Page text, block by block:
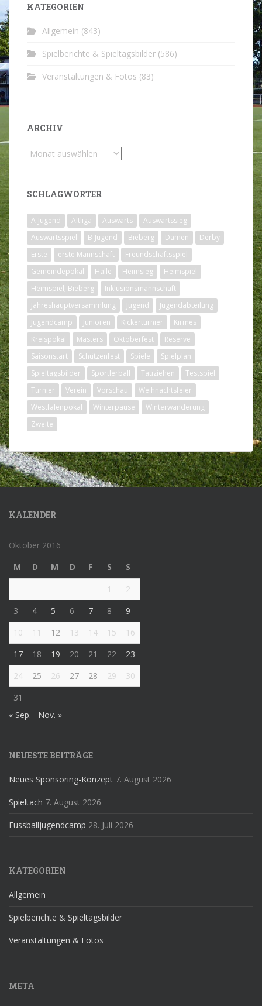
KATEGORIEN
Allgemein (843)
Spielberichte & Spieltagsbilder (586)
Veranstaltungen & Fotos (83)
ARCHIV
Archiv
SCHLAGWÖRTER
A-Jugend Altliga Auswärts
Auswärtssieg
Auswärtsspiel
B-Jugend Bieberg Damen
Derby
Erste
erste Mannschaft
Freundschaftsspiel
Gemeindepokal
Halle Heimsieg
Heimspiel
Heimspiel; Bieberg
Inklusionsmannschaft
Jahreshauptversammlung
Jugend
Jugendabteilung
Jugendcamp
Junioren Kickerturnier
Kirmes
Kreispokal
Masters Oktoberfest
Reserve
Saisonstart
Schützenfest Spiele
Spielplan
Spieltagsbilder
Sportlerball Tauziehen
Testspiel
Turnier
Verein Vorschau
Weihnachtsfeier
Westfalenpokal
Winterpause
Winterwanderung
Zweite
KALENDER
Oktober 2016
M
D M D F S
S
1
2
3
4 5 6 7 8
9
10
11 12 13 14 15
16
17
18 19 20 21 22
23
24
25 26 27 28 29
30
31
« Sep.
Nov. »
NEUESTE BEITRÄGE
Neues Sponsoring-Konzept 7. August 2026
Spieltach 7. August 2026
Fussballjugendcamp 28. Juli 2026
KATEGORIEN
Allgemein
Spielberichte & Spieltagsbilder
Veranstaltungen & Fotos
META